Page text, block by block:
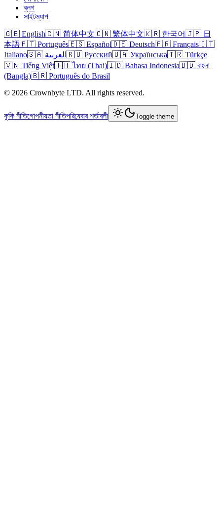
ব্লগ
সাইটম্যাপ
🇬🇧 English🇨🇳 简体中文🇨🇳 繁体中文🇰🇷 한국어🇯🇵 日
本語🇵🇹 Português🇪🇸 Español🇩🇪 Deutsch🇫🇷 Français🇮🇹
Italiano
🇸🇦 العربية 🇷🇺 Русский🇺🇦 Українська🇹🇷 Türkçe
🇻🇳 Tiếng Việt🇹🇭 ไทย (Thai)🇮🇩 Bahasa Indonesia🇧🇩 বাংলা
(Bangla)🇧🇷 Português do Brasil
© 2026 Crownbyte LTD. All rights reserved.
কুকি নীতিগোপনীয়তা নীতিপরিষেবার শর্তাবলী Toggle theme